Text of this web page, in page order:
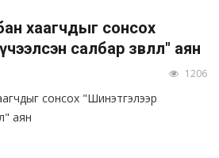
хаагчдыг сонсох
салбар зөвлөл" аян
1206
сонсох "Шинэтгэлээр
аян